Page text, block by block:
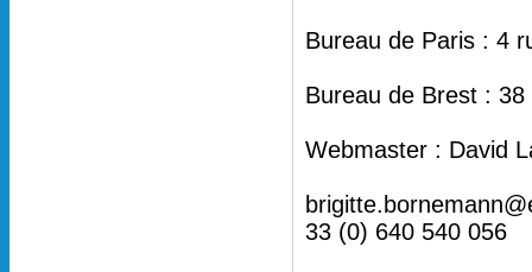
Bureau de Paris : 4
Bureau de Brest :
Webmaster : David
33 (0) 640 540 056